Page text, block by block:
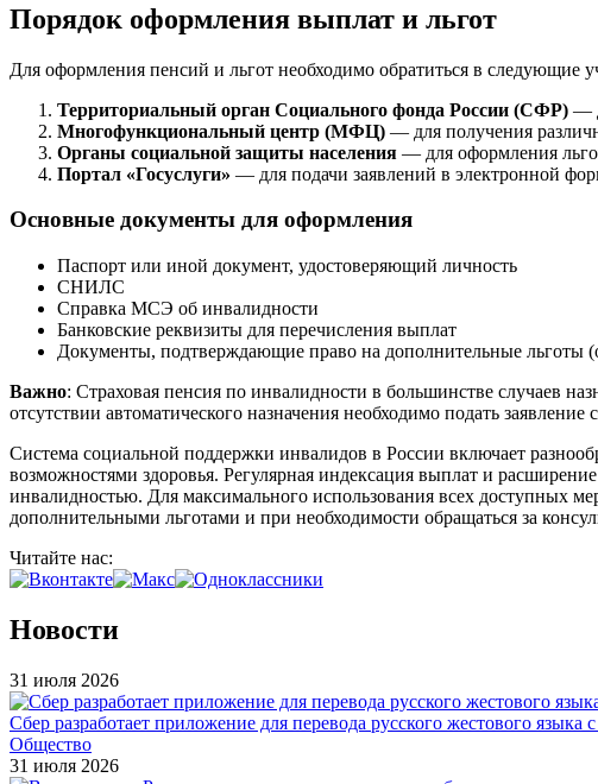
Порядок оформления выплат и льгот
Для оформления пенсий и льгот необходимо обратиться в следующие
Территориальный орган Социального фонда России (СФР) —
Многофункциональный центр (МФЦ) — для получения
Органы социальной защиты населения — для оформления
Портал «Госуслуги» — для подачи заявлений в электронной
Основные документы для оформления
Паспорт или иной документ, удостоверяющий личность
СНИЛС
Справка МСЭ об инвалидности
Банковские реквизиты для перечисления выплат
Документы, подтверждающие право на дополнительные льготы
Важно: Страховая пенсия по инвалидности в большинстве случаев
отсутствии автоматического назначения необходимо подать заявление
Система социальной поддержки инвалидов в России включает
возможностями здоровья. Регулярная индексация выплат и
инвалидностью. Для максимального использования всех доступных
дополнительными льготами и при необходимости обращаться за
Читайте нас:
Новости
31 июля 2026
Сбер разработает приложение для перевода русского жестового
Общество
31 июля 2026